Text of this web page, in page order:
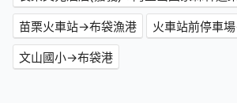
苗栗火車站→布袋漁港
火車站前停車
文山國小→布袋港